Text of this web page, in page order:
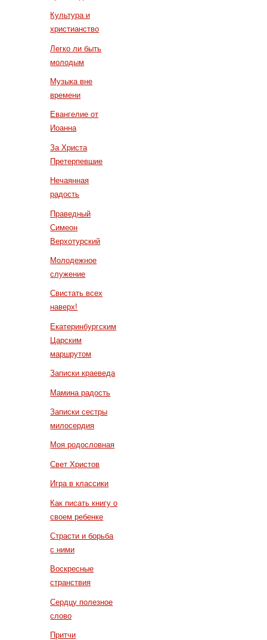
Культура и
христианство
Легко ли быть
молодым
Музыка вне
времени
Евангелие от
Иоанна
За Христа
Претерпевшие
Нечаянная
радость
Праведный
Симеон
Верхотурский
Молодежное
служение
Свистать всех
наверх!
Екатеринбургским
Царским
маршрутом
Записки краеведа
Мамина радость
Записки сестры
милосердия
Моя родословная
Свет Христов
Игра в классики
Как писать книгу о
своем ребенке
Страсти и борьба
с ними
Воскресные
странствия
Сердцу полезное
слово
Притчи